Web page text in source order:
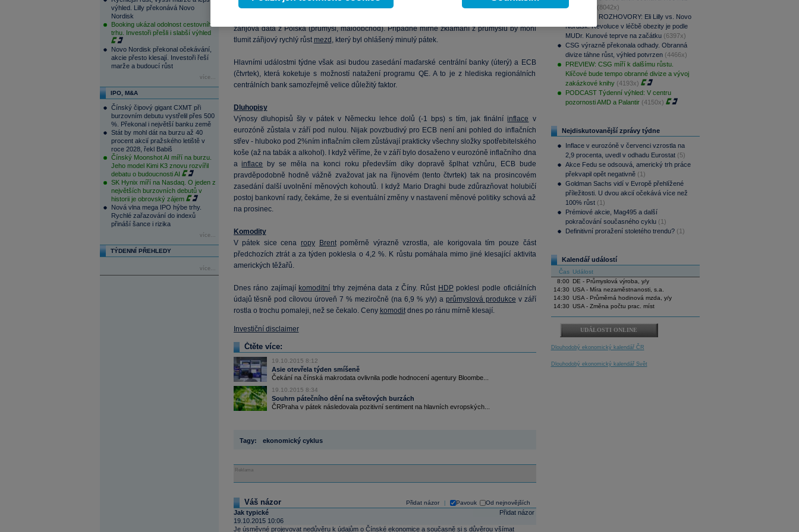
výhled. Lilly překonává Novo
Nordisk
Booking ukázal odolnost cestovního
trhu. Investoři přešli i slabší výhled
Novo Nordisk překonal očekávání,
akcie přesto klesají. Investoři řeší
marže a budoucí růst
více...
IPO, M&A
Čínský čipový gigant CXMT při
burzovním debutu vystřelil přes 500
%. Překonal i největší banku země
Stát by mohl dát na burzu až 40
procent akcií pražského letiště v
roce 2028, řekl Babiš
Čínský Moonshot AI míří na burzu.
Jeho model Kimi K3 znovu rozvířil
debatu o budoucnosti AI
SK Hynix míří na Nasdaq. O jeden z
největších burzovních debutů v
historii je obrovský zájem
Nová vlna mega IPO hýbe trhy.
Rychlé zařazování do indexů
přináší šance i rizika
více...
TÝDENNÍ PŘEHLEDY
více...
zářijová data z Polska (průmysl, maloobchod). Případné mírné zklamání z průmyslu by mohl
tlumit zářijový rychlý růstmezd , který byl ohlášený minulý pátek.
Hlavními událostmi týdne však asi budou zasedání maďarské centrální banky (úterý) a ECB
(čtvrtek), která koketuje s možností natažení programu QE. A to je z hlediska regionálních
centrálních bank samozřejmě velice důležitý faktor.
Dluhopisy
Výnosy dluhopisů šly v pátek v Německu lehce dolů (-1 bps) s tím, jak finálníinflace v
eurozóně zůstala v září pod nulou. Nijak povzbudivý pro ECB není ani pohled do inflačních
střev - hluboko pod 2%ním inflačním cílem zůstávají prakticky všechny složky spotřebitelského
koše (až na tabák a alkohol). I když věříme, že v září bylo dosaženo v eurozóně inflačního dna
ainflace by se měla na konci roku především díky dopravě šplhat vzhůru, ECB bude
pravděpodobně hodně vážně zvažovat jak na říjnovém (tento čtvrtek) tak na prosincovém
zasedání další uvolnění měnových kohoutů. I když Mario Draghi bude zdůrazňovat holubičí
postoj bankovní rady, čekáme, že si eventuální změny v nastavení měnové politiky schová až
na prosinec.
Komodity
V pátek sice cena ropy Brentpoměrně výrazně vzrostla, ale korigovala tím pouze část
předchozích ztrát a za týden poklesla o 4,2 %. K růstu pomáhala mimo jiné klesající aktivita
amerických těžařů.
Dnes ráno zajímají komoditní trhy zejména data z Číny. Růst HDPpoklesl podle oficiálních
údajů těsně pod cílovou úroveň 7 % meziročně (na 6,9 % y/y) a průmyslová produkce v září
rostla o trochu pomaleji, než se čekalo. Ceny komoditdnes po ránu mírně klesají.
Investiční disclaimer
Čtěte více:
19.10.2015 8:12
Asie otevřela týden smíšeně
Čekání na čínská makrodata ovlivnila podle hodnocení agentury Bloombe...
19.10.2015 8:34
Souhrn pátečního dění na světových burzách
ČRPraha v pátek následovala pozitivní sentiment na hlavních evropských...
Tagy: ekonomický cyklus
Reklama
Přidat názor Pavouk Od nejnovějších
Váš názor
Přidat názor
Jak typické
19.10.2015 10:06
Je úsměvné projevovat nedůvěru k údajům o Čínské ekonomice a současně si s důvěrou všímat
100% růst
(8042x)
PODCAST ROZHOVORY: Eli Lilly vs. Novo
Nordisk. Revoluce v léčbě obezity je podle
MUDr. Kunové teprve na začátku (6397x)
CSG výrazně překonala odhady. Obranná
divize táhne růst, výhled potvrzen (4466x)
PREVIEW: CSG míří k dalšímu růstu.
Klíčové bude tempo obranné divize a vývoj
zakázkové knihy (4193x)
PODCAST Týdenní výhled: V centru
pozornosti AMD a Palantir (4150x)
Nejdiskutovanější zprávy týdne
Inflace v eurozóně v červenci vzrostla na
2,9 procenta, uvedl v odhadu Eurostat (5)
Akce Fedu se odsouvá, americký trh práce
překvapil opět negativně (1)
Goldman Sachs vidí v Evropě přehlížené
příležitosti. U dvou akcií očekává více než
100% růst (1)
Prémiové akcie, Mag495 a další
pokračování současného cyklu (1)
Definitivní proražení stoletého trendu? (1)
Kalendář událostí
Čas Událost
8:00
DE - Průmyslová výroba, y/y
14:30 USA - Míra nezaměstnanosti, s.a.
14:30 USA - Průměrná hodinová mzda, y/y
14:30 USA - Změna počtu prac. míst
UDÁLOSTI ONLINE
Dlouhodobý ekonomický kalendář ČR
Dlouhodobý ekonomický kalendář Svět